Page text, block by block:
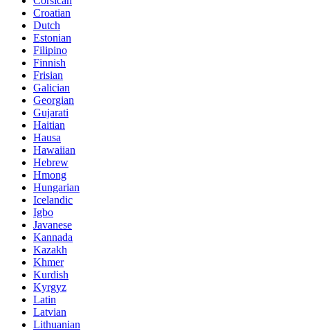
Croatian
Dutch
Estonian
Filipino
Finnish
Frisian
Galician
Georgian
Gujarati
Haitian
Hausa
Hawaiian
Hebrew
Hmong
Hungarian
Icelandic
Igbo
Javanese
Kannada
Kazakh
Khmer
Kurdish
Kyrgyz
Latin
Latvian
Lithuanian